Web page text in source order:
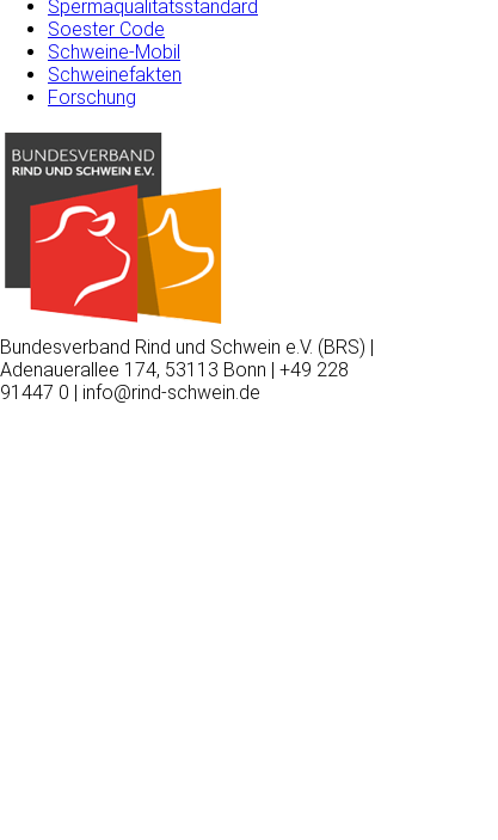
Spermaqualitätsstandard
Soester Code
Schweine-Mobil
Schweinefakten
Forschung
Bundesverband Rind und Schwein e.V. (BRS) |
Adenauerallee 174, 53113 Bonn | +49 228
91447 0 | info@rind-schwein.de